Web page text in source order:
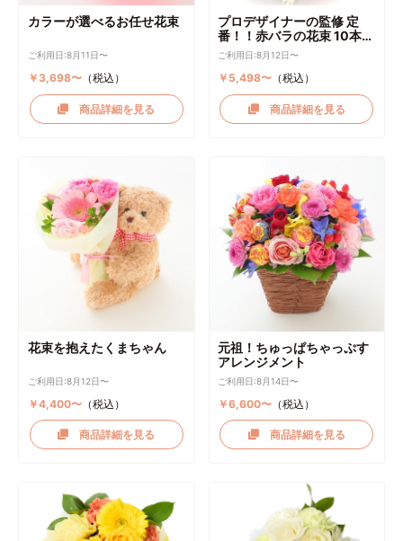
カラーが選べるお任せ花束
ご利用日:8月11日〜
￥3,698〜（税込）
商品詳細を見る
プロデザイナーの監修 定
番！！赤バラの花束 10本～
選択可能
ご利用日:8月12日〜
￥5,498〜 （税込）
商品詳細を見る
花束を抱えたくまちゃん
ご利用日:8月12日〜
￥4,400〜（税込）
商品詳細を見る
元祖！ちゅっぱちゃっぷす
アレンジメント
ご利用日:8月14日〜
￥6,600〜 （税込）
商品詳細を見る